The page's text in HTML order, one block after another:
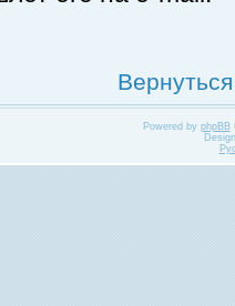
Powered by phpBB